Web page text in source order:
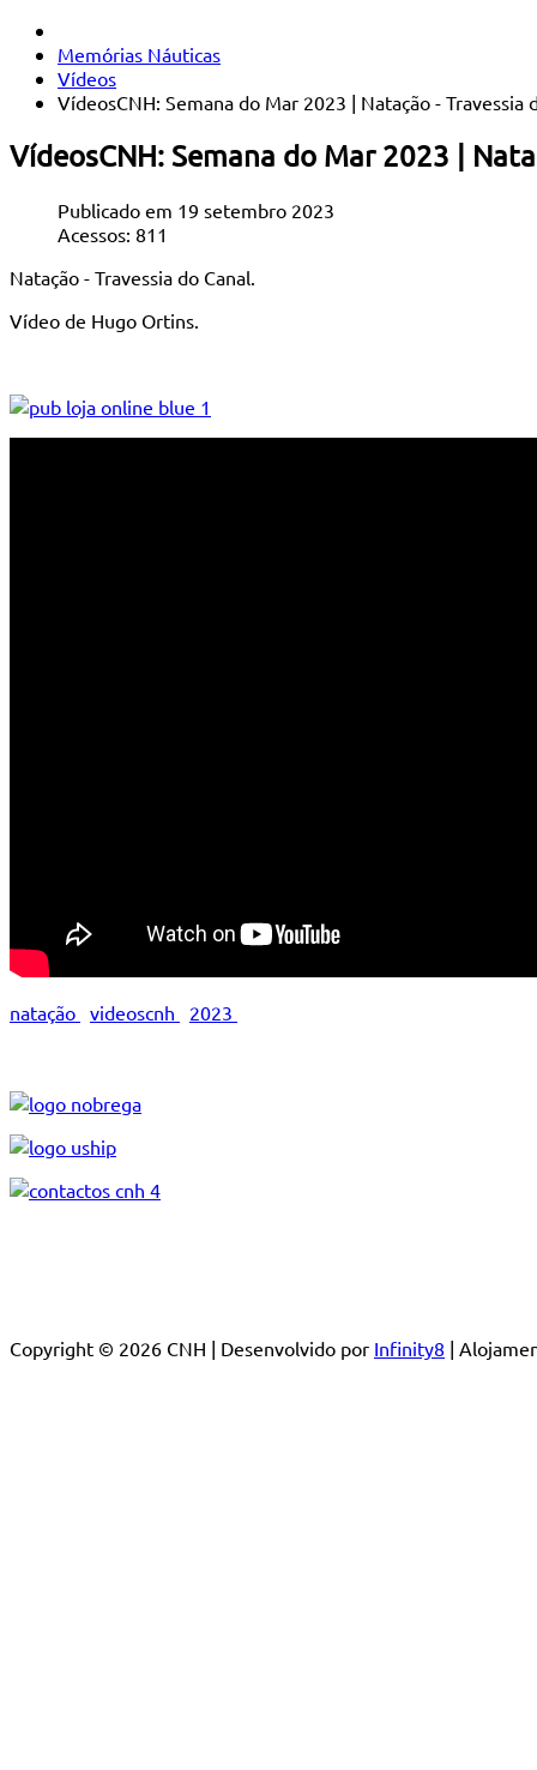
Memórias Náuticas
Vídeos
VídeosCNH: Semana do Mar 2023 | Natação - Travessia
VídeosCNH: Semana do Mar 2023 |
Publicado em 19 setembro 2023
Acessos: 811
Natação - Travessia do Canal.
Vídeo de Hugo Ortins.
natação videoscnh 2023
Copyright © 2026 CNH | Desenvolvido por Infinity8 |